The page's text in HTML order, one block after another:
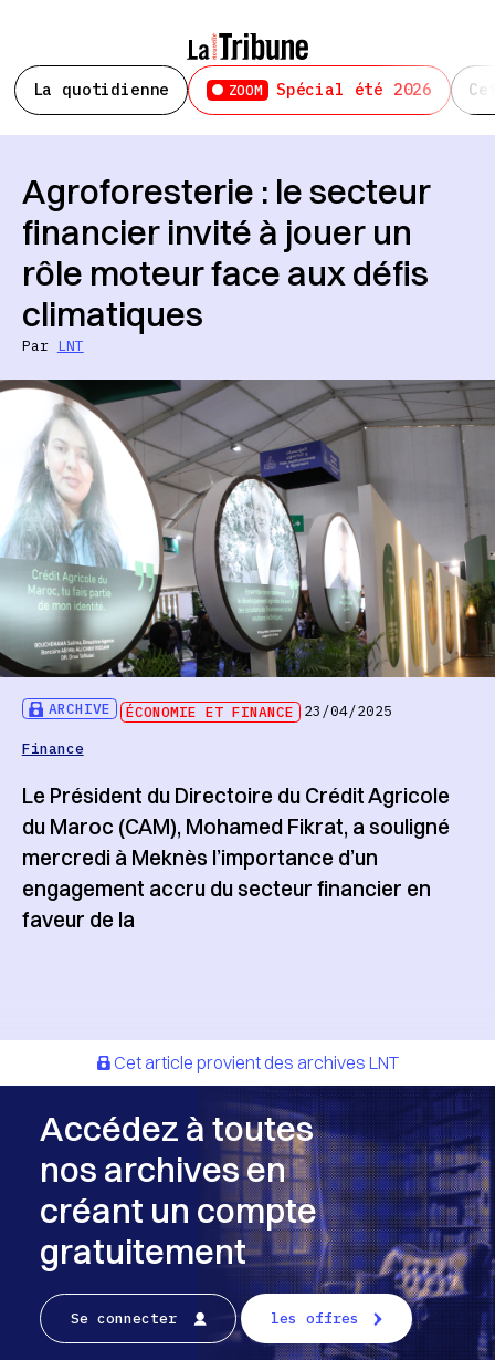
La quotidienne ZOOM Spécial été 2026
ARCHIVE ÉCONOMIE ET FINANCE
23/04/2025
Finance
Agroforesterie : le secteur
financier invité à jouer un
rôle moteur face aux défis
climatiques
Par LNT
Le Président du Directoire du Crédit Agricole
du Maroc (CAM), Mohamed Fikrat, a souligné
mercredi à Meknès l’importance d’un
engagement accru du secteur financier en
faveur de la
Cet article provient des archives LNT
Accédez à toutes
nos archives en
créant un compte
gratuitement
Se connecter les offres